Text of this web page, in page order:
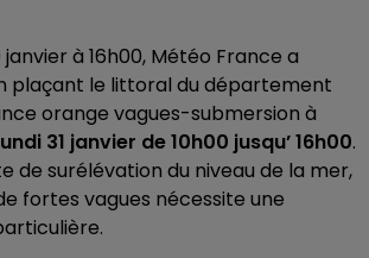
à 16h00, Météo France a
plaçant le littoral du département
orange vagues-submersion à
31 janvier de 10h00 jusqu’ 16h00.
de surélévation du niveau de la mer,
fortes vagues nécessite une